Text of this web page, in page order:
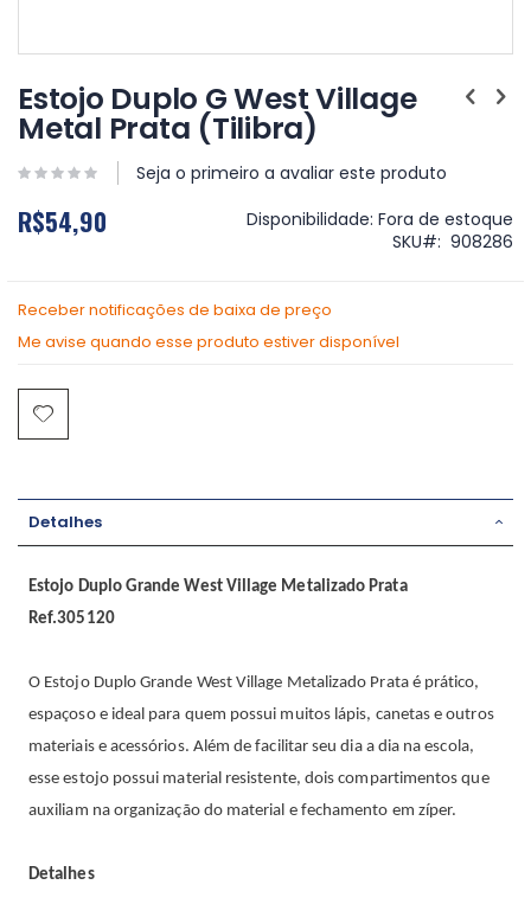
para
o
início
Galeria
imagens
Estojo Duplo G West Village
Metal Prata (Tilibra)
Seja o primeiro a avaliar este produto
R$54,90 Disponibilidade: Fora de estoque
SKU
908286
Receber notificações de baixa de preço
Me avise quando esse produto estiver disponível
Detalhes
Estojo Duplo Grande West Village Metalizado Prata
Ref.305120
O Estojo Duplo Grande West Village Metalizado Prata é prático,
espaçoso e ideal para quem possui muitos lápis, canetas e outros
materiais e acessórios. Além de facilitar seu dia a dia na escola,
esse estojo possui material resistente, dois compartimentos que
auxiliam na organização do material e fechamento em zíper.
Detalhes